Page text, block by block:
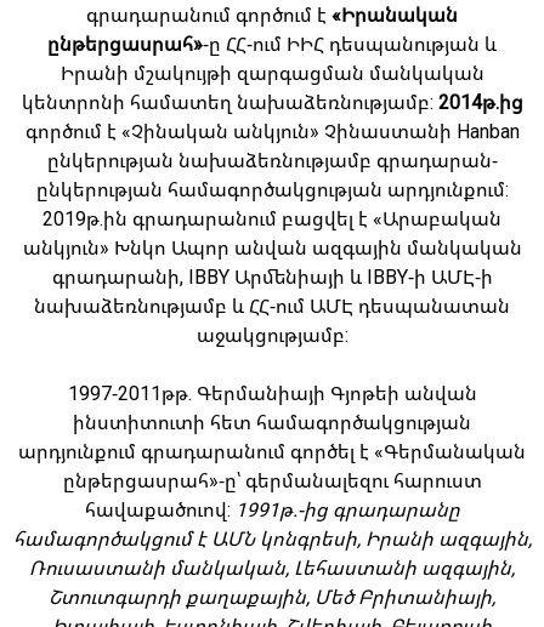
գրադարանում գործում է «Իրանական
ընթերցասրահ»-ը ՀՀ-ում ԻԻՀ դեսպանության և
Իրանի մշակույթի զարգացման մանկական
կենտրոնի համատեղ նախաձեռնությամբ: 2014թ.ից
գործում է «Չինական անկյուն» Չինաստանի Hanban
ընկերության նախաձեռնությամբ գրադարան-
ընկերության համագործակցության արդյունքում:
2019թ.ին գրադարանում բացվել է «Արաբական
անկյուն» Խնկո Ապոր անվան ազգային մանկական
գրադարանի, IBBY Արմենիայի և IBBY-ի ԱՄԷ-ի
նախաձեռնությամբ և ՀՀ-ում ԱՄԷ դեսպանատան
աջակցությամբ:
1997-2011թթ. Գերմանիայի Գյոթեի անվան
ինստիտուտի հետ համագործակցության
արդյունքում գրադարանում գործել է «Գերմանական
ընթերցասրահ»-ը՝ գերմանալեզու հարուստ
հավաքածուով: 1991թ.-ից գրադարանը
համագործակցում է ԱՄՆ կոնգրեսի, Իրանի ազգային,
Ռուսաստանի մանկական, Լեհաստանի ազգային,
Շտուտգարդի քաղաքային, Մեծ Բրիտանիայի,